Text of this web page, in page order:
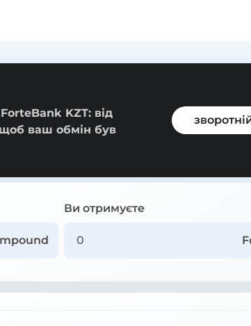
KZT: від
щоб ваш обмін був
Ви отримуєте